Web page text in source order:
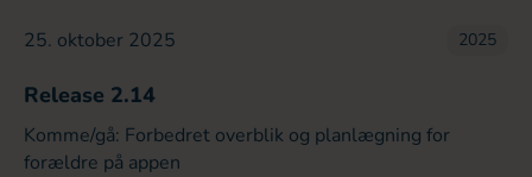
25. oktober 2025 2025
Release 2.14
Komme/gå: Forbedret overblik og planlægning for
forældre på appen